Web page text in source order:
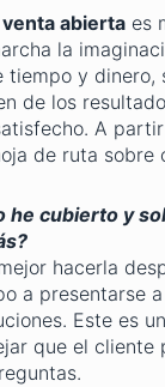
abierta es
la
tiempo y dinero,
de los
A
de ruta sobre
he cubierto y
hacerla
a presentarse
Este es
que el cliente